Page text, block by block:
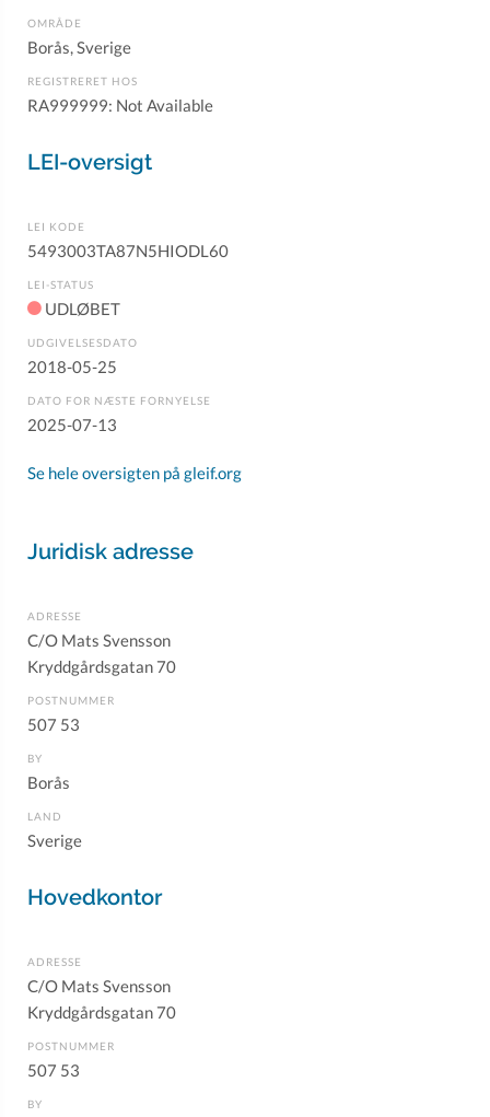
OMRÅDE
Borås, Sverige
REGISTRERET HOS
RA999999: Not Available
LEI-oversigt
LEI KODE
5493003TA87N5HIODL60
LEI-STATUS
UDLØBET
UDGIVELSESDATO
2018-05-25
DATO FOR NÆSTE FORNYELSE
2025-07-13
Se hele oversigten på gleif.org
Juridisk adresse
ADRESSE
C/O Mats Svensson
Kryddgårdsgatan 70
POSTNUMMER
507 53
BY
Borås
LAND
Sverige
Hovedkontor
ADRESSE
C/O Mats Svensson
Kryddgårdsgatan 70
POSTNUMMER
507 53
BY